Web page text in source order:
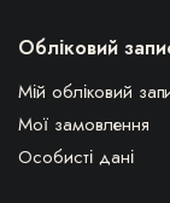
Обліковий
Мій обліковий
Мої замовлення
Особисті дані